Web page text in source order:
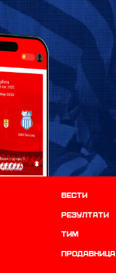
Вести
резултати
ТИМ
продавница